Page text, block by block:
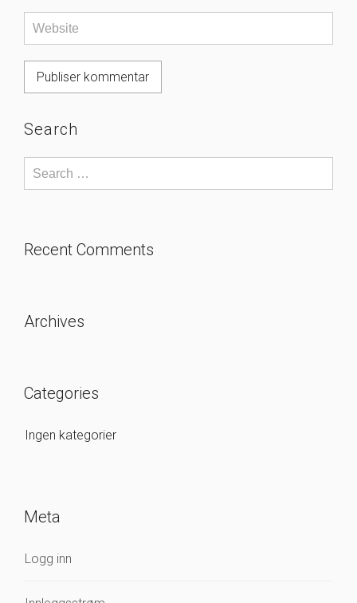
Search
Recent Comments
Archives
Categories
Ingen kategorier
Meta
Logg inn